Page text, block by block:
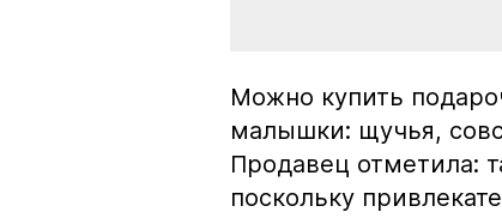
Можно купить
малышки: щучья,
Продавец отметила:
поскольку